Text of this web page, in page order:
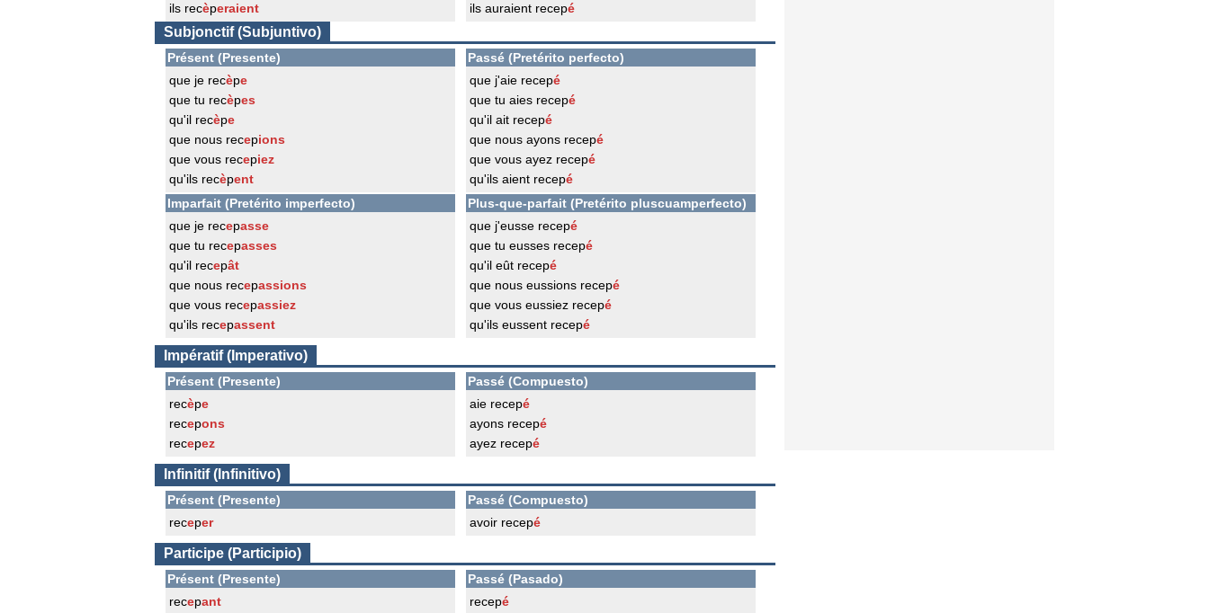
ils recèperaient
ils auraient recepé
Subjonctif (Subjuntivo)
Présent (Presente)
que je recèpe
que tu recèpes
qu'il recèpe
que nous recepions
que vous recepiez
qu'ils recèpent
Passé (Pretérito perfecto)
que j'aie recepé
que tu aies recepé
qu'il ait recepé
que nous ayons recepé
que vous ayez recepé
qu'ils aient recepé
Imparfait (Pretérito imperfecto)
que je recepasse
que tu recepasses
qu'il recepât
que nous recepassions
que vous recepassiez
qu'ils recepassent
Plus-que-parfait (Pretérito pluscuamperfecto)
que j'eusse recepé
que tu eusses recepé
qu'il eût recepé
que nous eussions recepé
que vous eussiez recepé
qu'ils eussent recepé
Impératif (Imperativo)
Présent (Presente)
recèpe
recepons
recepez
Passé (Compuesto)
aie recepé
ayons recepé
ayez recepé
Infinitif (Infinitivo)
Présent (Presente)
receper
Passé (Compuesto)
avoir recepé
Participe (Participio)
Présent (Presente)
recepant
Passé (Pasado)
recepé